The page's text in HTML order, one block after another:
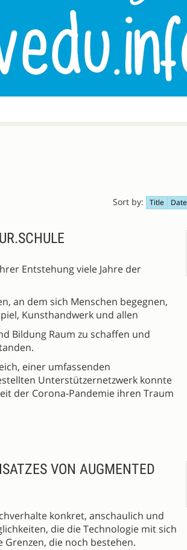
Sort by: Title Date
Entstehung viele Jahre der
an dem sich Menschen begegnen,
Kunsthandwerk und allen
Bildung Raum zu schaffen und
einer umfassenden
Unterstützernetzwerk konnte
der Corona-Pandemie ihren Traum
VON AUGMENTED
konkret, anschaulich und
die die Technologie mit sich
die noch bestehen.